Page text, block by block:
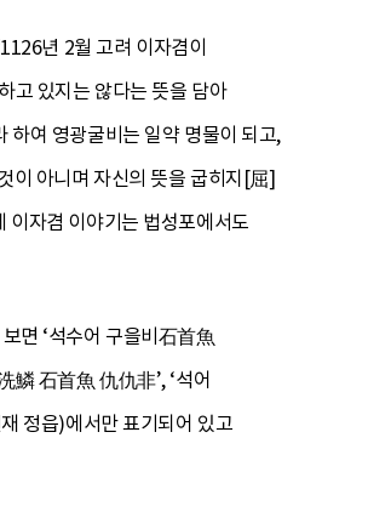
년 2월 고려 이자겸이
고 있지는 않다는 뜻을 담아
여 영광굴비는 일약 명물이 되고,
이 아니며 자신의 뜻을 굽히지[屈]
이자겸 이야기는 법성포에서도
면 ‘석수어 구을비石首魚
鱗 石首魚 仇仇非’, ‘석어
정읍)에서만 표기되어 있고